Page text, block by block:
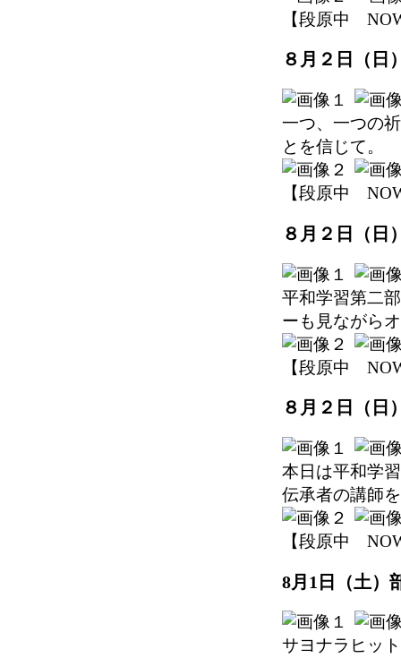
【段原中
８月２日（日
一つ、一つの
とを信じて。
【段原中
８月２日（日
平和学習第二
ーも見ながら
【段原中
８月２日（日
本日は平和学
伝承者の講師
【段原中
8月1日（土）
サヨナラヒッ